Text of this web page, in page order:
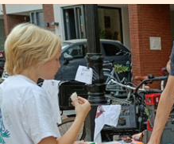
zo 17 mei 2026